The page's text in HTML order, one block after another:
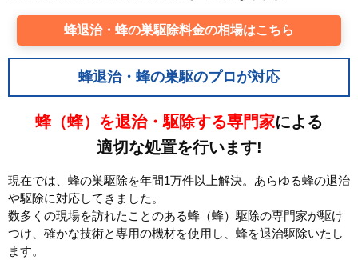
蜂退治・蜂の巣駆除料金の相場はこちら
蜂退治・蜂の巣駆のプロが対応
蜂（蜂）を退治・駆除する専門家による
適切な処置を行います!
現在では、蜂の巣駆除を年間1万件以上解決。あらゆる蜂の退治
や駆除に対応してきました。
数多くの現場を訪れたことのある蜂（蜂）駆除の専門家が駆け
つけ、確かな技術と専用の機材を使用し、蜂を退治駆除いたし
ます。